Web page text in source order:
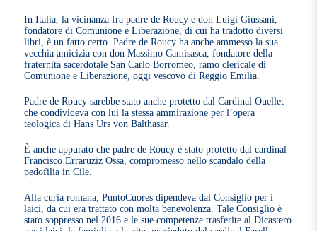
In Italia, la vicinanza fra padre de Roucy e don Luigi Giussani,
fondatore di Comunione e Liberazione, di cui ha tradotto diversi
libri, è un fatto certo. Padre de Roucy ha anche ammesso la sua
vecchia amicizia con don Massimo Camisasca, fondatore della
fraternità sacerdotale San Carlo Borromeo, ramo clericale di
Comunione e Liberazione, oggi vescovo di Reggio Emilia.
Padre de Roucy sarebbe stato anche protetto dal Cardinal Ouellet
che condivideva con lui la stessa ammirazione per l’opera
teologica di Hans Urs von Balthasar.
È anche appurato che padre de Roucy è stato protetto dal cardinal
Francisco Erraruziz Ossa, compromesso nello scandalo della
pedofilia in Cile.
Alla curia romana, PuntoCuores dipendeva dal Consiglio per i
laici, da cui era trattato con molta benevolenza. Tale Consiglio è
stato soppresso nel 2016 e le sue competenze trasferite al Dicastero